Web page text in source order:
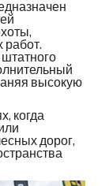
работ.
высокую
когда
дорог,